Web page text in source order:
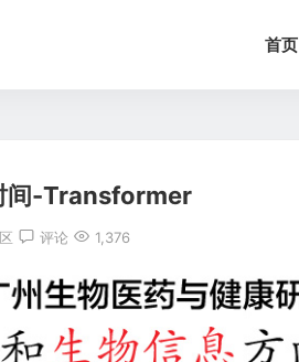
首页
间-Transformer
评论 1,376